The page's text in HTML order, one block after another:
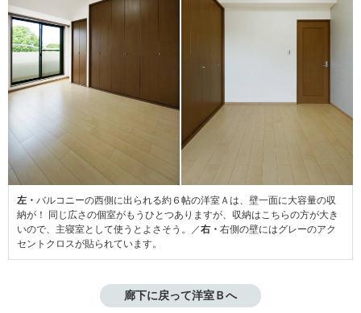
左・ バルコニーの西側に出られる約６帖の洋室Ａは、壁一面に大容量の収
納が！ 同じ広さの個室がもうひとつありますが、収納はこちらの方が大き
いので、主寝室として使うとよさそう。／右・ 右側の壁にはグレーのアク
セントクロスが貼られています。
廊下に戻って洋室Ｂへ